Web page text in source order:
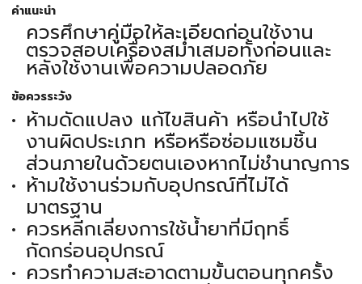
คำแนะนำ
ควรศึกษาคู่มือให้ละเอียดก่อนใช้งาน
ตรวจสอบเครื่องสม่ำเสมอทั้งก่อนและ
หลังใช้งานเพื่อความปลอดภัย
ข้อควรระวัง
ห้ามดัดแปลง แก้ไขสินค้า หรือนำไปใช้
งานผิดประเภท หรือหรือซ่อมแซมชิ้น
ส่วนภายในด้วยตนเองหากไม่ชำนาญการ
ห้ามใช้งานร่วมกับอุปกรณ์ที่ไม่ได้
มาตรฐาน
ควรหลีกเลี่ยงการใช้น้ำยาที่มีฤทธิ์
กัดกร่อนอุปกรณ์
ควรทำความสะอาดตามขั้นตอนทุกครั้ง